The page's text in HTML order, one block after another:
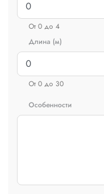
От 0 до 4
Длина (м)
От 0 до 30
Особенности